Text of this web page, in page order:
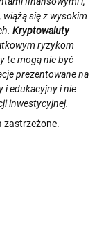
się z wysokim
Kryptowaluty
ryzykom
te mogą nie być
prezentowane na
i edukacyjny i nie
inwestycyjnej.
zastrzeżone.